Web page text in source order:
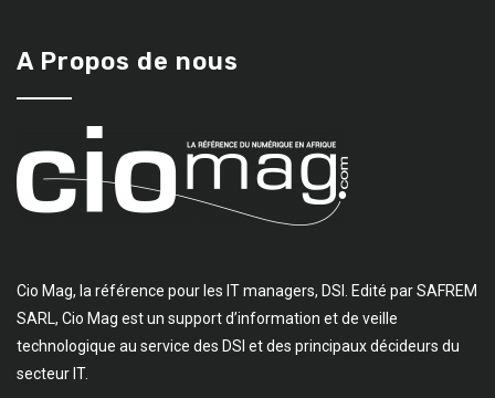
A Propos de nous
Cio Mag, la référence pour les IT managers, DSI. Edité par SAFREM
SARL, Cio Mag est un support d’information et de veille
technologique au service des DSI et des principaux décideurs du
secteur IT.